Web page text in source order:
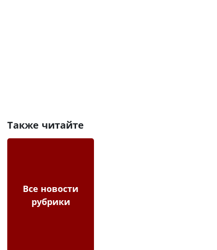
Также читайте
Все новости
рубрики